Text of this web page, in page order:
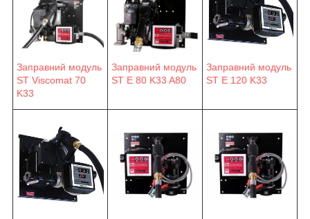
Заправний модуль
ST Viscomat 70
K33
Заправний модуль
ST E 80 K33 A80
Заправний модуль
ST E 120 K33